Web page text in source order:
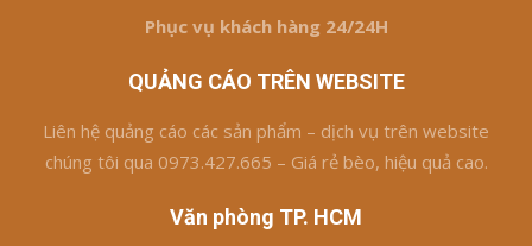
Phục vụ khách hàng 24/24H
QUẢNG CÁO TRÊN WEBSITE
Liên hệ quảng cáo các sản phẩm – dịch vụ trên website
chúng tôi qua 0973.427.665 – Giá rẻ bèo, hiệu quả cao.
Văn phòng TP. HCM